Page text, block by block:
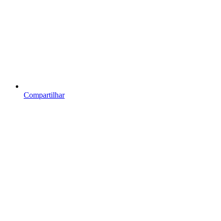
Compartilhar